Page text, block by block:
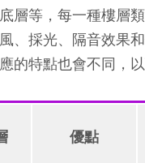
層等，每一種樓層
、採光、隔音效果
的特點也會不同，
優點